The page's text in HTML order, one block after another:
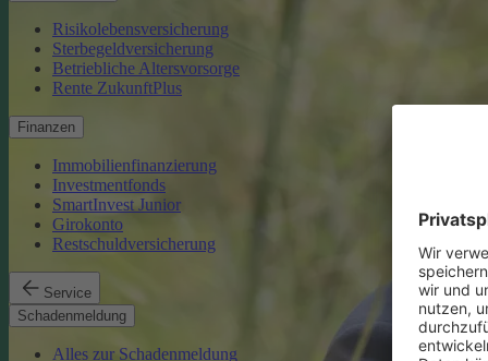
Risikolebensversicherung
Sterbegeldversicherung
Betriebliche Altersvorsorge
Rente ZukunftPlus
Finanzen
Immobilienfinanzierung
Investmentfonds
SmartInvest Junior
Girokonto
Restschuldversicherung
Service
Schadenmeldung
Alles zur Schadenmeldung